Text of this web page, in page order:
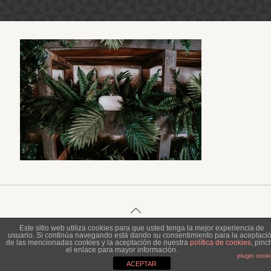
© 2023 Piel de Gallina Fotografía
Este sitio web utiliza cookies para que usted tenga la mejor experiencia de
usuario. Si continúa navegando está dando su consentimiento para la
de las mencionadas cookies y la aceptación de nuestra política de cookies,
el enlace para mayor información.
plugin
ACEPTAR